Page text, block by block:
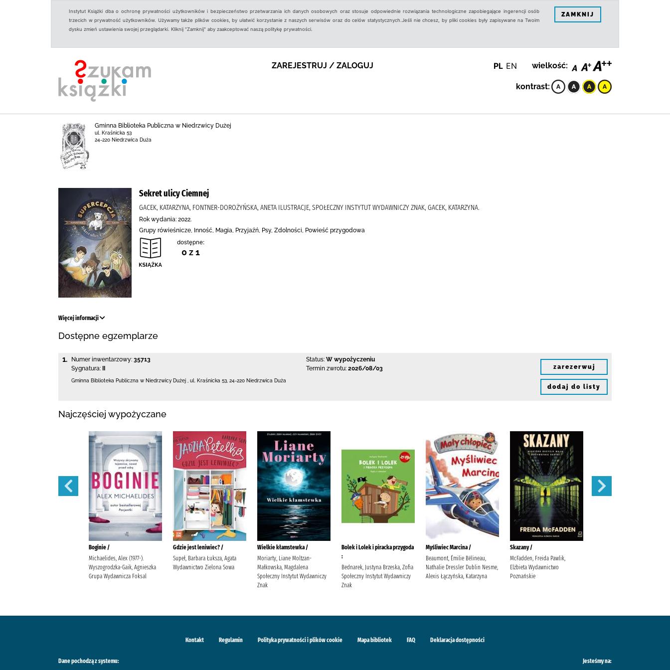
Instytut Książki dba o ochronę prywatności użytkowników i bezpieczeństwo przetwarzania ich danych osobowych oraz stosuje odpowiednie rozwiązania technologiczne zapobiegające ingerencji osób
trzecich w prywatność użytkowników. Używamy także plików cookies, by ułatwić korzystanie z naszych serwisów oraz do celów statystycznych.Jeśli nie chcesz, by pliki cookies były zapisywane na Twoim
dysku zmień ustawienia swojej przeglądarki. Kliknij "Zamknij" aby zaakceptować naszą politykę prywatności.
ZAMKNIJ
ZAREJESTRUJ / ZALOGUJ PL EN wielkość:
kontrast:
Gminna Biblioteka Publiczna w Niedrzwicy Dużej
ul. Kraśnicka 53
24-220 Niedrzwica Duża
Sekret ulicy Ciemnej
GACEK, KATARZYNA, FONTNER-DOROŻYŃSKA, ANETA ILUSTRACJE, SPOŁECZNY INSTYTUT WYDAWNICZY ZNAK, GACEK, KATARZYNA.
Rok wydania: 2022.
Grupy rówieśnicze, Inność, Magia, Przyjaźń, Psy, Zdolności, Powieść przygodowa
dostępne:
0 z 1
Więcej informacji
Dostępne egzemplarze
1. Numer inwentarzowy: 35713
Sygnatura:
Status: W wypożyczeniu
Termin zwrotu: 2026/08/03
Gminna Biblioteka Publiczna w Niedrzwicy Dużej ul. Kraśnicka 53 24-220 Niedrzwica Duża
zarezerwuj
dodaj do listy
Najczęściej wypożyczane
Boginie /
Michaelides, Alex (1977-).
Wyszogrodzka-Gaik, Agnieszka
Grupa Wydawnicza Foksal
Gdzie jest leniwiec? /
Supeł, Barbara Łuksza, Agata
Wydawnictwo Zielona Sowa
Wielkie kłamstewka /
Moriarty, Liane Moltzan-
Małkowska, Magdalena
Społeczny Instytut Wydawniczy
Znak
Bolek i Lolek i piracka przygoda
:
Bednarek, Justyna Brzeska, Zofia
Społeczny Instytut Wydawniczy
Znak
Myśliwiec Marcina /
Beaumont, Émilie Bélineau,
Nathalie Dressler Dublin Nesme,
Alexis Łączyńska, Katarzyna
Skazany /
McFadden, Freida Pawlik,
Elżbieta Wydawnictwo
Poznańskie
Kontakt Regulamin Polityka prywatności i plików cookie Mapa bibliotek FAQ Deklaracja dostępności
Dane pochodzą z systemu: Jesteśmy na: